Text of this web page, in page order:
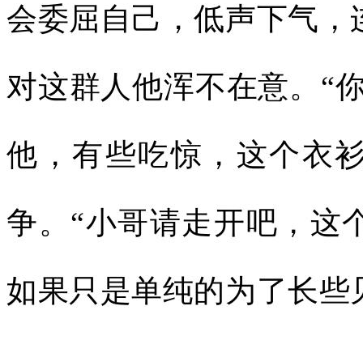
会委屈自己，低声下气
对这群人他浑不在意。
他，有些吃惊，这个衣
争。“小哥请走开吧，这
如果只是单纯的为了长